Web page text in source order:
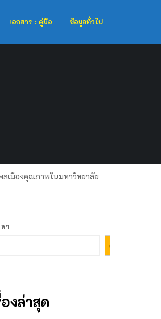
เอกสาร : คู่มือ ข้อมูลทั่วไป
ลเมืองคุณภาพในมหาวิทยาลัย
า
ค้นหา
องล่าสุด